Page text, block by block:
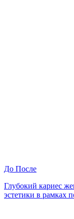
До После
Глубокий кариес
эстетики в рамках